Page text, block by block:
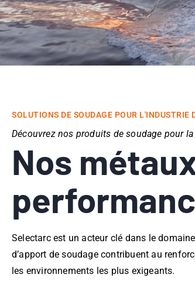
SOLUTIONS DE SOUDAGE POUR L'INDUSTRIE
Découvrez nos produits de soudage pour
Nos
Selectarc est un acteur clé dans le
d’apport de soudage contribuent au
les environnements les plus exigeants.